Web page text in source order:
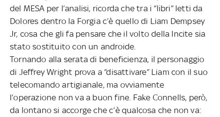
del MESA per l’analisi, ricorda che tra i “libri” letti da
Dolores dentro la Forgia c’è quello di Liam Dempsey
Jr, cosa che gli fa pensare che il volto della Incite sia
stato sostituito con un androide.
Tornando alla serata di beneficienza, il personaggio
di Jeffrey Wright prova a “disattivare” Liam con il suo
telecomando artigianale, ma ovviamente
l’operazione non va a buon fine. Fake Connells, però,
da lontano si accorge che c’è qualcosa che non va: